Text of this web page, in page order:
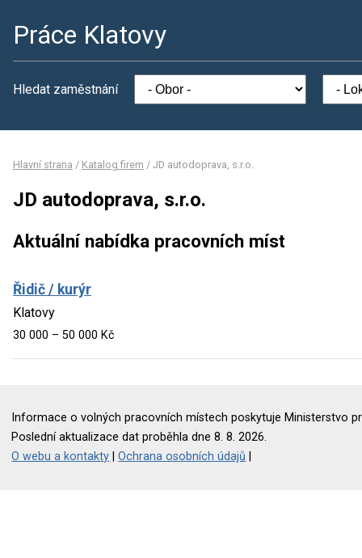
Práce Klatovy
Hledat zaměstnání
Hlavní strana / Katalog firem / JD autodoprava, s.r.o.
JD autodoprava, s.r.o.
Aktuální nabídka pracovních míst
Řidič / kurýr
Klatovy
30 000 – 50 000 Kč
Informace o volných pracovních místech poskytuje Ministerstvo
Poslední aktualizace dat proběhla dne 8. 8. 2026.
O webu a kontakty |Ochrana osobních údajů